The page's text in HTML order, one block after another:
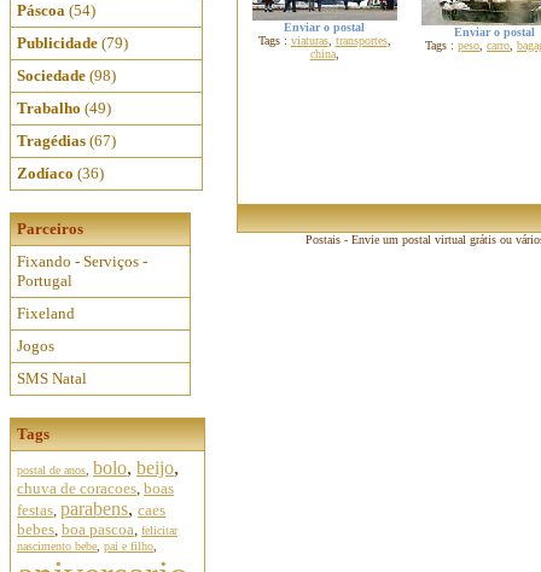
Páscoa (54)
Publicidade (79)
Sociedade (98)
Trabalho (49)
Tragédias (67)
Zodíaco (36)
Parceiros
Fixando - Serviços -
Portugal
Fixeland
Jogos
SMS Natal
Tags
postal de anos bolo, beijo,
chuva de coracoes, boas
festas, parabens, caes
bebes, boa pascoa, felicitar
nascimento bebe pai e filho
Enviar o postal
Tags : viaturas, transportes,
china,
Enviar o postal
Tags : peso carro
Postais - Envie um postal virtual grátis ou